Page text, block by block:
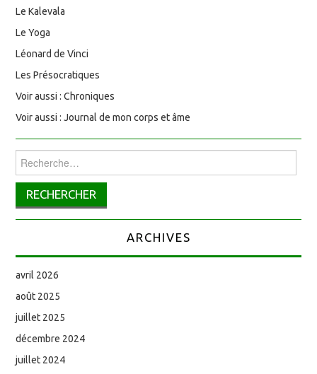
Le Kalevala
Le Yoga
Léonard de Vinci
Les Présocratiques
Voir aussi : Chroniques
Voir aussi : Journal de mon corps et âme
Rechercher :
ARCHIVES
avril 2026
août 2025
juillet 2025
décembre 2024
juillet 2024